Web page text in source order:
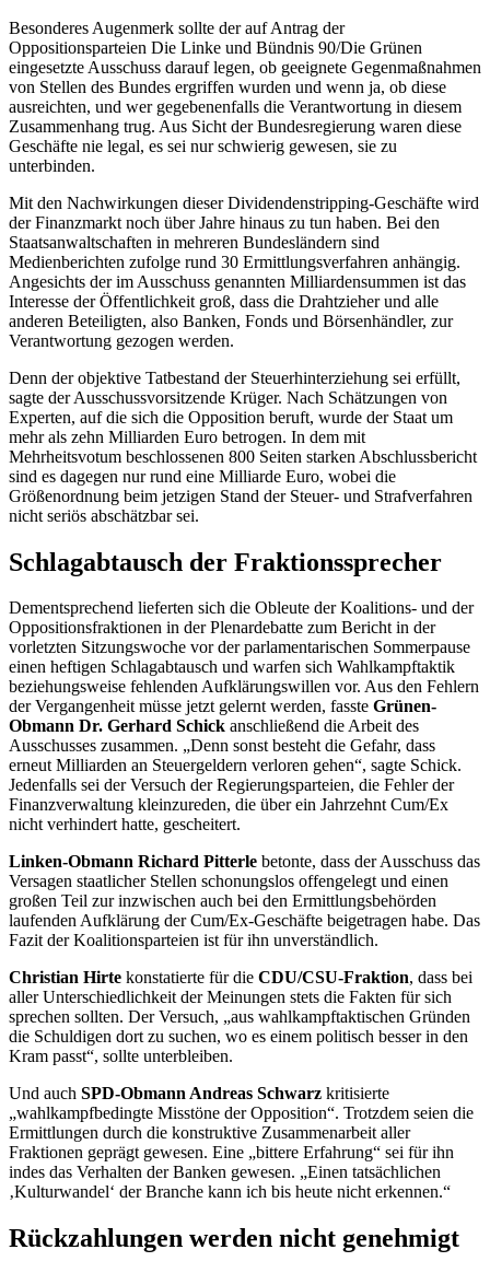
Besonderes Augenmerk sollte der auf Antrag der
Oppositionsparteien Die Linke und Bündnis 90/Die Grünen
eingesetzte Ausschuss darauf legen, ob geeignete Gegenmaßnahmen
von Stellen des Bundes ergriffen wurden und wenn ja, ob diese
ausreichten, und wer gegebenenfalls die Verantwortung in diesem
Zusammenhang trug. Aus Sicht der Bundesregierung waren diese
Geschäfte nie legal, es sei nur schwierig gewesen, sie zu
unterbinden.
Mit den Nachwirkungen dieser Dividendenstripping-Geschäfte wird
der Finanzmarkt noch über Jahre hinaus zu tun haben. Bei den
Staatsanwaltschaften in mehreren Bundesländern sind
Medienberichten zufolge rund 30 Ermittlungsverfahren anhängig.
Angesichts der im Ausschuss genannten Milliardensummen ist das
Interesse der Öffentlichkeit groß, dass die Drahtzieher und alle
anderen Beteiligten, also Banken, Fonds und Börsenhändler, zur
Verantwortung gezogen werden.
Denn der objektive Tatbestand der Steuerhinterziehung sei erfüllt,
sagte der Ausschussvorsitzende Krüger. Nach Schätzungen von
Experten, auf die sich die Opposition beruft, wurde der Staat um
mehr als zehn Milliarden Euro betrogen. In dem mit
Mehrheitsvotum beschlossenen 800 Seiten starken Abschlussbericht
sind es dagegen nur rund eine Milliarde Euro, wobei die
Größenordnung beim jetzigen Stand der Steuer- und Strafverfahren
nicht seriös abschätzbar sei.
Schlagabtausch der Fraktionssprecher
Dementsprechend lieferten sich die Obleute der Koalitions- und der
Oppositionsfraktionen in der Plenardebatte zum Bericht in der
vorletzten Sitzungswoche vor der parlamentarischen Sommerpause
einen heftigen Schlagabtausch und warfen sich Wahlkampftaktik
beziehungsweise fehlenden Aufklärungswillen vor. Aus den Fehlern
der Vergangenheit müsse jetzt gelernt werden, fasste Grünen-
Obmann Dr. Gerhard Schick anschließend die Arbeit des
Ausschusses zusammen. „Denn sonst besteht die Gefahr, dass
erneut Milliarden an Steuergeldern verloren gehen“, sagte Schick.
Jedenfalls sei der Versuch der Regierungsparteien, die Fehler der
Finanzverwaltung kleinzureden, die über ein Jahrzehnt Cum/Ex
nicht verhindert hatte, gescheitert.
Linken-Obmann Richard Pitterle betonte, dass der Ausschuss das
Versagen staatlicher Stellen schonungslos offengelegt und einen
großen Teil zur inzwischen auch bei den Ermittlungsbehörden
laufenden Aufklärung der Cum/Ex-Geschäfte beigetragen habe. Das
Fazit der Koalitionsparteien ist für ihn unverständlich.
Christian Hirte konstatierte für die CDU/CSU-Fraktion, dass bei
aller Unterschiedlichkeit der Meinungen stets die Fakten für sich
sprechen sollten. Der Versuch, „aus wahlkampftaktischen Gründen
die Schuldigen dort zu suchen, wo es einem politisch besser in den
Kram passt“, sollte unterbleiben.
Und auch SPD-Obmann Andreas Schwarz kritisierte
„wahlkampfbedingte Misstöne der Opposition“. Trotzdem seien die
Ermittlungen durch die konstruktive Zusammenarbeit aller
Fraktionen geprägt gewesen. Eine „bittere Erfahrung“ sei für ihn
indes das Verhalten der Banken gewesen. „Einen tatsächlichen
‚Kulturwandel‘ derBranche kann ich bis heute nicht erkennen.“
Rückzahlungen werden nicht genehmigt